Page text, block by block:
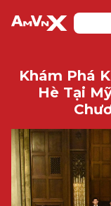
Khám Phá
Hè Tại